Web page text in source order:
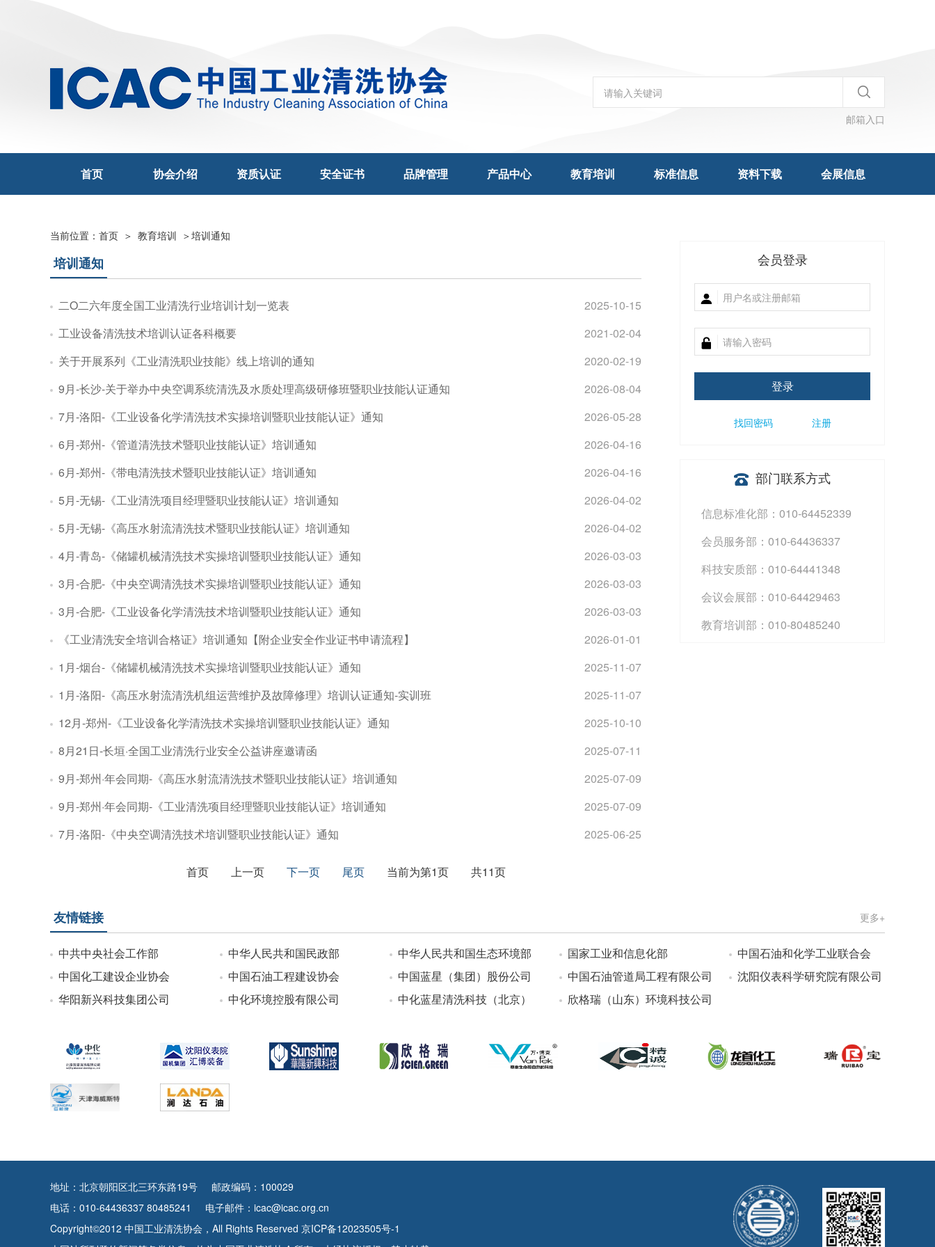
邮箱入口
首页 协会介绍 资质认证 安全证书 品牌管理 产品中心 教育培训 标准信息 资料下载 会展信息
当前位置： 首页 ＞ 教育培训 ＞培训通知
培训通知
二O二六年度全国工业清洗行业培训计划一览表
2025-10-15
工业设备清洗技术培训认证各科概要
2021-02-04
关于开展系列《工业清洗职业技能》线上培训的通知
2020-02-19
9月-长沙-关于举办中央空调系统清洗及水质处理高级研修班暨职业技能认证通知
2026-08-04
7月-洛阳-《工业设备化学清洗技术实操培训暨职业技能认证》通知
2026-05-28
6月-郑州-《管道清洗技术暨职业技能认证》培训通知
2026-04-16
6月-郑州-《带电清洗技术暨职业技能认证》培训通知
2026-04-16
5月-无锡-《工业清洗项目经理暨职业技能认证》培训通知
2026-04-02
5月-无锡-《高压水射流清洗技术暨职业技能认证》培训通知
2026-04-02
4月-青岛-《储罐机械清洗技术实操培训暨职业技能认证》通知
2026-03-03
3月-合肥-《中央空调清洗技术实操培训暨职业技能认证》通知
2026-03-03
3月-合肥-《工业设备化学清洗技术培训暨职业技能认证》通知
2026-03-03
《工业清洗安全培训合格证》培训通知【附企业安全作业证书申请流程】
2026-01-01
1月-烟台-《储罐机械清洗技术实操培训暨职业技能认证》通知
2025-11-07
1月-洛阳-《高压水射流清洗机组运营维护及故障修理》培训认证通知-实训班
2025-11-07
12月-郑州-《工业设备化学清洗技术实操培训暨职业技能认证》通知
2025-10-10
8月21日-长垣·全国工业清洗行业安全公益讲座邀请函
2025-07-11
9月-郑州·年会同期-《高压水射流清洗技术暨职业技能认证》培训通知
2025-07-09
9月-郑州·年会同期-《工业清洗项目经理暨职业技能认证》培训通知
2025-07-09
7月-洛阳-《中央空调清洗技术培训暨职业技能认证》通知
2025-06-25
首页 上一页 下一页 尾页 当前为第1页 共11页
会员登录
登录
找回密码 注册
部门联系方式
信息标准化部：010-64452339
会员服务部：010-64436337
科技安质部：010-64441348
会议会展部：010-64429463
教育培训部：010-80485240
友情链接 更多+
中共中央社会工作部 中华人民共和国民政部 中华人民共和国生态环境部 国家工业和信息化部
中国石油和化学工业联合会
中国化工建设企业协会
中国石油工程建设协会 中国蓝星（集团）股份公司 中国石油管道局工程有限公司
沈阳仪表科学研究院有限公司
华阳新兴科技集团公司
中化环境控股有限公司 中化蓝星清洗科技（北京） 欣格瑞（山东）环境科技公司
地址：北京朝阳区北三环东路19号
邮政编码：100029
电话：010-64436337 80485241
电子邮件：icac@icac.org.cn
Copyright©2012 中国工业清洗协会，All Rights Reserved 京ICP备12023505号-1